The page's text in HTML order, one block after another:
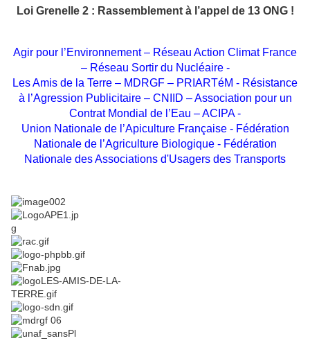
Loi Grenelle 2 : Rassemblement à l’appel de 13 ONG !
Agir pour l’Environnement – Réseau Action Climat France
– Réseau Sortir du Nucléaire -
Les Amis de la Terre – MDRGF – PRIARTéM - Résistance
à l’Agression Publicitaire – CNIID – Association pour un
Contrat Mondial de l’Eau – ACIPA -
Union Nationale de l’Apiculture Française - Fédération
Nationale de l’Agriculture Biologique - Fédération
Nationale des Associations d'Usagers des Transports